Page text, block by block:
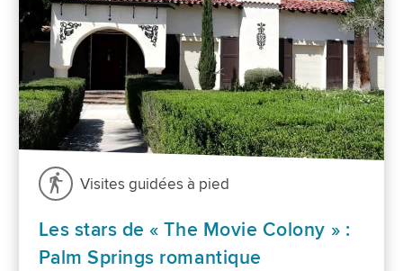
Visites guidées à pied
Les stars de « The Movie Colony » :
Palm Springs romantique